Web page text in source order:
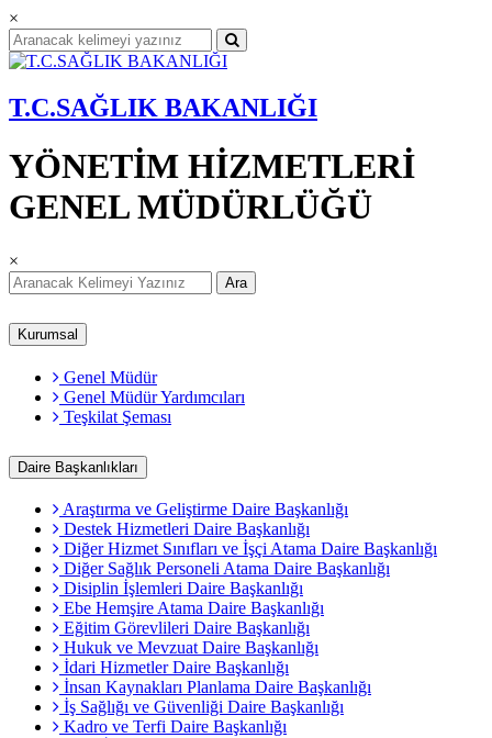
×
T.C.SAĞLIK BAKANLIĞI
YÖNETİM HİZMETLERİ
GENEL MÜDÜRLÜĞÜ
×
Ara
Kurumsal
Genel Müdür
Genel Müdür Yardımcıları
Teşkilat Şeması
Daire Başkanlıkları
Araştırma ve Geliştirme Daire Başkanlığı
Destek Hizmetleri Daire Başkanlığı
Diğer Hizmet Sınıfları ve İşçi Atama Daire Başkanlığı
Diğer Sağlık Personeli Atama Daire Başkanlığı
Disiplin İşlemleri Daire Başkanlığı
Ebe Hemşire Atama Daire Başkanlığı
Eğitim Görevlileri Daire Başkanlığı
Hukuk ve Mevzuat Daire Başkanlığı
İdari Hizmetler Daire Başkanlığı
İnsan Kaynakları Planlama Daire Başkanlığı
İş Sağlığı ve Güvenliği Daire Başkanlığı
Kadro ve Terfi Daire Başkanlığı